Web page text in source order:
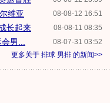
08-08-12 16:51
维亚
08-08-11 08:35
长起来
08-07-31 03:52
男...
更多关于 排球 男排 的新闻>>